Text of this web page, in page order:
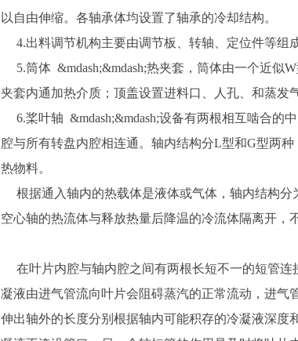
以自由伸缩。各轴承体均设置了轴承的冷却结构。
4.出料调节机构主要由调节板、转轴、定位件等组
5.筒体 &mdash;&mdash;热夹套，筒体由一个近似
夹套内通加热介质；顶盖设置进料口、人孔、和蒸发
6.桨叶轴 &mdash;&mdash;设备有两根相互啮合的
腔与所有转盘内腔相连通。轴内结构分L型和G型两
热物料。
根据通入轴内的热载体是液体或气体，轴内结构分
空心轴的热流体与释放热量后降温的冷流体隔离开，
在叶片内腔与轴内腔之间有两根长短不一的短管连
凝液由进气管流向叶片会阻碍蒸汽的正常流动，进气
伸出轴外的长度分别根据轴内可能积存的冷凝液深度